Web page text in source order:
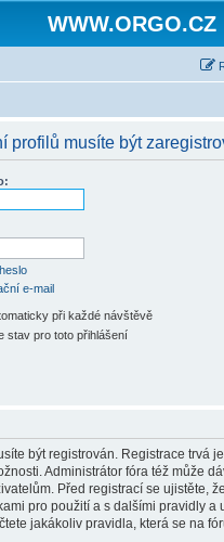
WWW.ORGO.CZ
profilů musíte být
e-mail
při každé návštěvě
stav pro toto přihlášení
být registrován. Registrace trvá
Administrátor fóra též může
Před registrací se ujistěte,
pro použití a s dalšími pravidly a
jakákoliv pravidla, která se na